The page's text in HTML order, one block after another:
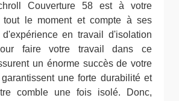
Couverture 58 est à votre
tout le moment et compte à ses
en travail d'isolation
faire votre travail dans ce
un énorme succès de votre
une forte durabilité et
comble une fois isolé. Donc,